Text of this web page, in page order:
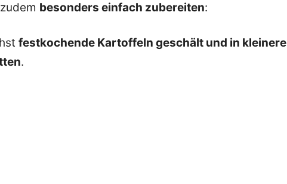
besonders einfach zubereiten:
festkochende Kartoffeln geschält und in kleinere
.